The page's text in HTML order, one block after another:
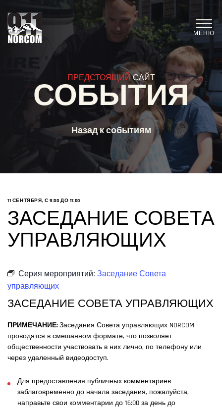
МЕНЮ
ПРЕДСТОЯЩИЙСАЙТ
СОБЫТИЯ
Назад к событиям
11 СЕНТЯБРЯ, С 9:00 ДО 11:00
ЗАСЕДАНИЕ СОВЕТА
УПРАВЛЯЮЩИХ
Серия мероприятий: Заседание Совета
управляющих
ЗАСЕДАНИЕ СОВЕТА УПРАВЛЯЮЩИХ
ПРИМЕЧАНИЕ: Заседания Совета управляющих NORCOM
проводятся в смешанном формате, что позволяет
общественности участвовать в них лично, по телефону или
через удаленный видеодоступ.
Для предоставления публичных комментариев
заблаговременно до начала заседания, пожалуйста,
направьте свои комментарии до 16:00 за день до